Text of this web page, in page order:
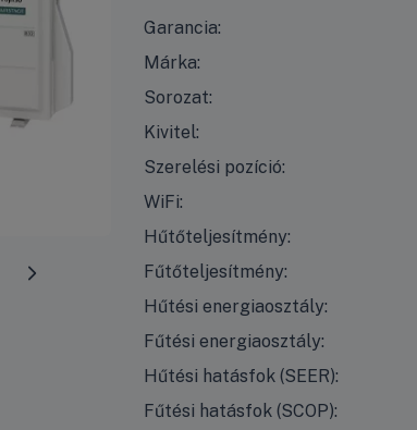
Garancia:
Márka:
Sorozat:
Kivitel:
Szerelési pozíció:
WiFi:
Hűtőteljesítmény:
Fűtőteljesítmény:
Hűtési energiaosztály:
Fűtési energiaosztály:
Hűtési hatásfok (SEER):
Fűtési hatásfok (SCOP):